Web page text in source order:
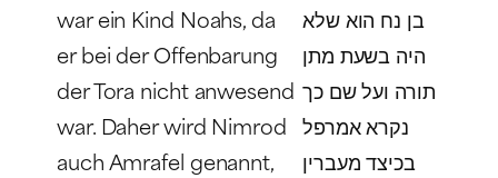
war ein Kind Noahs, da
er bei der Offenbarung
der Tora nicht anwesend
war. Daher wird Nimrod
auch Amrafel genannt,
בן נח הוא שלא
היה בשעת מתן
תורה ועל שם כך
נקרא אמרפל
בכיצד מעברין